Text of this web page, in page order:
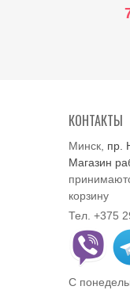
КОНТАКТЫ
Минск, пр.
Магазин
корзину
Тел. +375
С